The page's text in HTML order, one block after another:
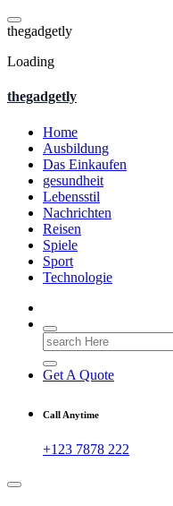
Skip
to
thegadgetly
Loading
thegadgetly
Home
Ausbildung
Das Einkaufen
gesundheit
Lebensstil
Nachrichten
Reisen
Spiele
Sport
Technologie
Search
for:
Get A Quote
Call Anytime
+123 7878 222